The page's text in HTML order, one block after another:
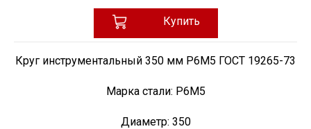
Купить
Круг инструментальный 350 мм Р6М5 ГОСТ 19265-73
Марка стали: Р6М5
Диаметр: 350